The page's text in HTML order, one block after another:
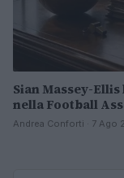
Sian Massey-
nella Football
Andrea Conforti · 7 Ago